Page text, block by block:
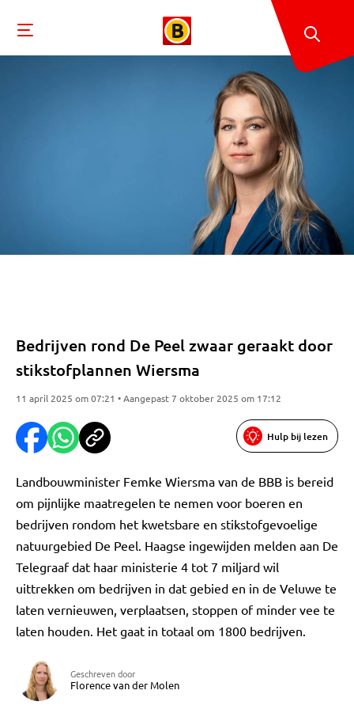
Bedrijven rond De Peel zwaar geraakt door
stikstofplannen Wiersma
11 april 2025 om 07:21 • Aangepast 7 oktober 2025 om 17:12
Hulp bij lezen
Landbouwminister Femke Wiersma van de BBB is bereid
om pijnlijke maatregelen te nemen voor boeren en
bedrijven rondom het kwetsbare en stikstofgevoelige
natuurgebied De Peel. Haagse ingewijden melden aan De
Telegraaf dat haar ministerie 4 tot 7 miljard wil
uittrekken om bedrijven in dat gebied en in de Veluwe te
laten vernieuwen, verplaatsen, stoppen of minder vee te
laten houden. Het gaat in totaal om 1800 bedrijven.
Geschreven door
Florence van der Molen